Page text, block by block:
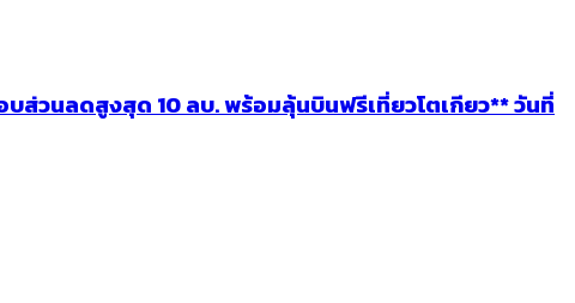
บส่วนลดสูงสุด 10 ลบ. พร้อมลุ้นบินฟรีเที่ยวโตเกียว** วันที่